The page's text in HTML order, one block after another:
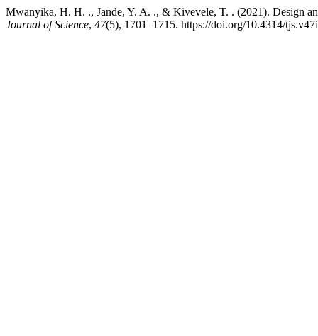
Mwanyika, H. H. ., Jande, Y. A. ., & Kivevele, T. . (2021). Design
Journal of Science, 47(5), 1701–1715. https://doi.org/10.4314/